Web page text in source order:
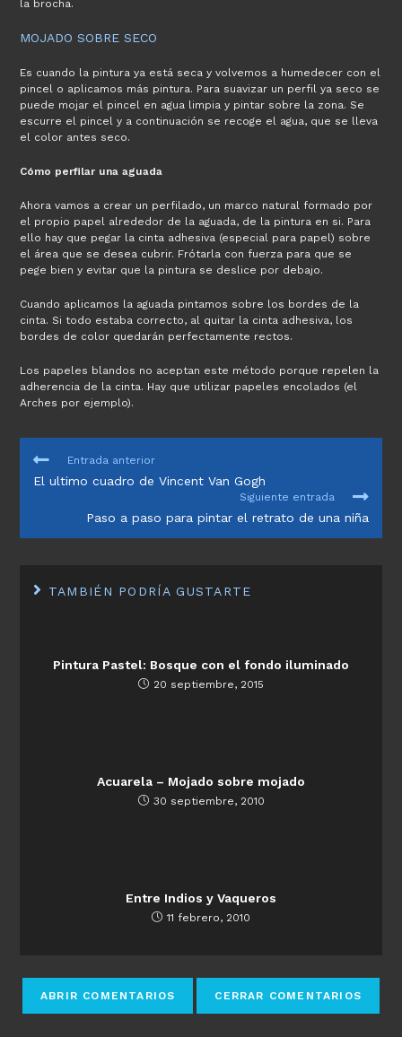
la brocha.
MOJADO SOBRE SECO
Es cuando la pintura ya está seca y volvemos a humedecer con el
pincel o aplicamos más pintura. Para suavizar un perfil ya seco se
puede mojar el pincel en agua limpia y pintar sobre la zona. Se
escurre el pincel y a continuación se recoge el agua, que se lleva
el color antes seco.
Cómo perfilar una aguada
Ahora vamos a crear un perfilado, un marco natural formado por
el propio papel alrededor de la aguada, de la pintura en si. Para
ello hay que pegar la cinta adhesiva (especial para papel) sobre
el área que se desea cubrir. Frótarla con fuerza para que se
pege bien y evitar que la pintura se deslice por debajo.
Cuando aplicamos la aguada pintamos sobre los bordes de la
cinta. Si todo estaba correcto, al quitar la cinta adhesiva, los
bordes de color quedarán perfectamente rectos.
Los papeles blandos no aceptan este método porque repelen la
adherencia de la cinta. Hay que utilizar papeles encolados (el
Arches por ejemplo).
LEER
ARTÍCULOS
Entrada anterior
El ultimo cuadro de Vincent Van Gogh
Siguiente entrada
Paso a paso para pintar el retrato de una niña
TAMBIÉN PODRÍA GUSTARTE
Pintura Pastel: Bosque con el fondo iluminado
20 septiembre, 2015
Acuarela – Mojado sobre mojado
30 septiembre, 2010
Entre Indios y Vaqueros
11 febrero, 2010